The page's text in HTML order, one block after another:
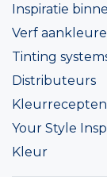
Inspiratie
Verf
Tinting
Distributeurs
Your Style
Kleur